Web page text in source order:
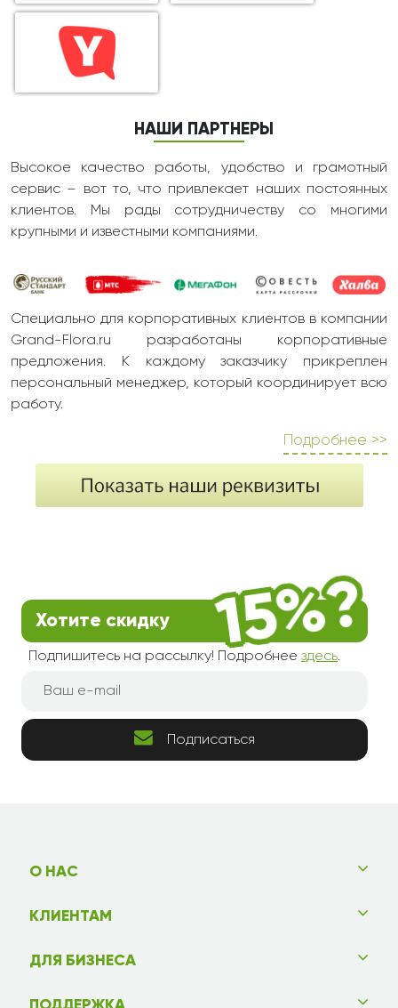
НАШИ ПАРТНЕРЫ
Высокое качество работы, удобство и грамотный
сервис – вот то, что привлекает наших постоянных
клиентов. Мы рады сотрудничеству со многими
крупными и известными компаниями.
Специально для корпоративных клиентов в компании
Grand-Flora.ru разработаны корпоративные
предложения. К каждому заказчику прикреплен
персональный менеджер, который координирует всю
работу.
Подробнее >>
Хотите скидку
Подпишитесь на рассылку! Подробнее здесь.
Подписаться
О НАС
КЛИЕНТАМ
ДЛЯ БИЗНЕСА